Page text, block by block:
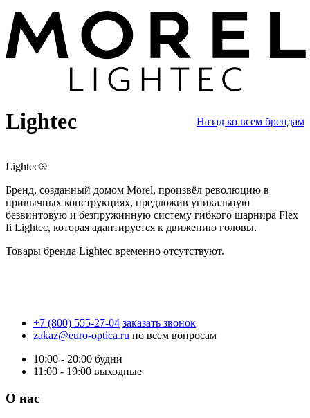
Lightec Назад ко всем брендам
Lightec®
Бренд, созданный домом Morel, произвёл революцию в
привычных конструкциях, предложив уникальную
безвинтовую и безпружинную систему гибкого шарнира Flex
fi Lightec, которая адаптируется к движению головы.
Товары бренда Lightec временно отсутствуют.
+7 (800) 555-27-04 заказать звонок
zakaz@euro-optica.ru по всем вопросам
10:00 - 20:00 будни
11:00 - 19:00 выходные
О нас